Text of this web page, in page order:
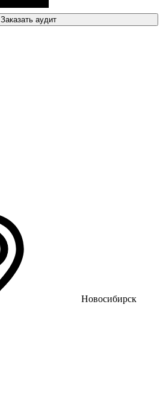
Заказать аудит
Новосибирск